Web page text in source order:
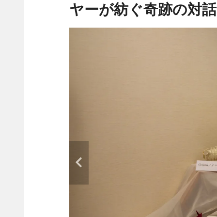
ヤーが紡ぐ奇跡の対